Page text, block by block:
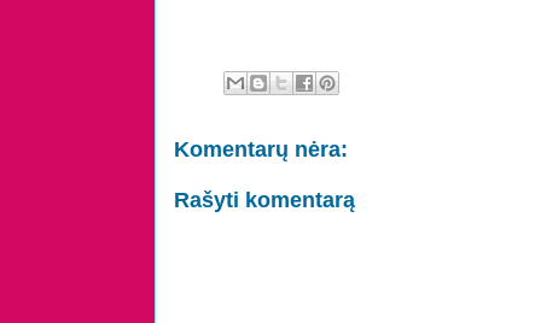
Komentarų nėra:
Rašyti komentarą